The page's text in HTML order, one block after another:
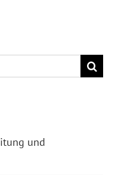
und